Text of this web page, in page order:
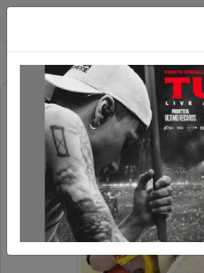
TROPPO CATTIVI 2